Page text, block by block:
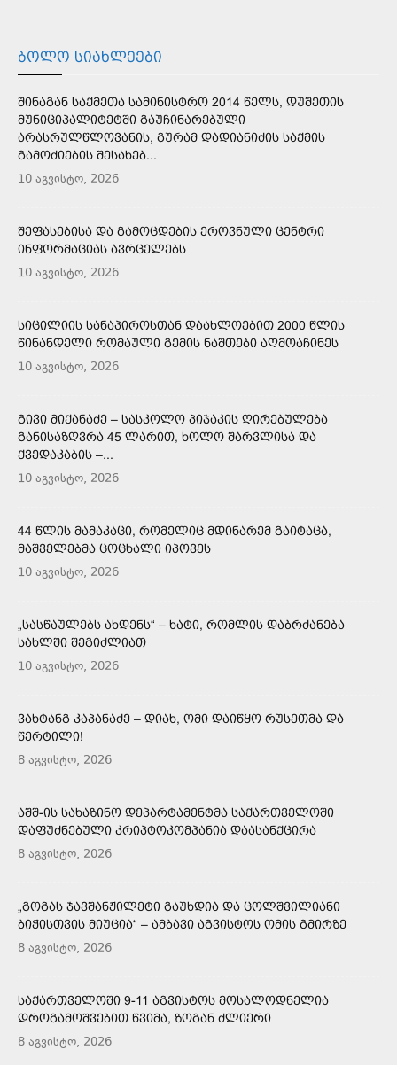
ᲑᲝᲚᲝ ᲡᲘᲐᲮᲚᲔᲔᲑᲘ
ᲨᲘᲜᲐᲒᲐᲜ ᲡᲐᲥᲛᲔᲗᲐ ᲡᲐᲛᲘᲜᲘᲡᲢᲠᲝ 2014 ᲬᲔᲚᲡ, ᲓᲣᲨᲔᲗᲘᲡ
ᲛᲣᲜᲘᲪᲘᲞᲐᲚᲘᲢᲔᲢᲨᲘ ᲒᲐᲣᲩᲘᲜᲐᲠᲔᲑᲣᲚᲘ
ᲐᲠᲐᲡᲠᲣᲚᲬᲚᲝᲕᲐᲜᲘᲡ, ᲒᲣᲠᲐᲛ ᲓᲐᲓᲘᲐᲜᲘᲫᲘᲡ ᲡᲐᲥᲛᲘᲡ
ᲒᲐᲛᲝᲫᲘᲔᲑᲘᲡ ᲨᲔᲡᲐᲮᲔᲑ...
10 აგვისტო, 2026
ᲨᲔᲤᲐᲡᲔᲑᲘᲡᲐ ᲓᲐ ᲒᲐᲛᲝᲪᲓᲔᲑᲘᲡ ᲔᲠᲝᲕᲜᲣᲚᲘ ᲪᲔᲜᲢᲠᲘ
ᲘᲜᲤᲝᲠᲛᲐᲪᲘᲐᲡ ᲐᲕᲠᲪᲔᲚᲔᲑᲡ
10 აგვისტო, 2026
ᲡᲘᲪᲘᲚᲘᲘᲡ ᲡᲐᲜᲐᲞᲘᲠᲝᲡᲗᲐᲜ ᲓᲐᲐᲮᲚᲝᲔᲑᲘᲗ 2000 ᲬᲚᲘᲡ
ᲬᲘᲜᲐᲜᲓᲔᲚᲘ ᲠᲝᲛᲐᲣᲚᲘ ᲒᲔᲛᲘᲡ ᲜᲐᲨᲗᲔᲑᲘ ᲐᲦᲛᲝᲐᲩᲘᲜᲔᲡ
10 აგვისტო, 2026
ᲒᲘᲕᲘ ᲛᲘᲥᲐᲜᲐᲫᲔ – ᲡᲐᲡᲙᲝᲚᲝ ᲞᲘᲯᲐᲙᲘᲡ ᲦᲘᲠᲔᲑᲣᲚᲔᲑᲐ
ᲒᲐᲜᲘᲡᲐᲖᲦᲕᲠᲐ 45 ᲚᲐᲠᲘᲗ, ᲮᲝᲚᲝ ᲨᲐᲠᲕᲚᲘᲡᲐ ᲓᲐ
ᲥᲕᲔᲓᲐᲙᲐᲑᲘᲡ –...
10 აგვისტო, 2026
44 ᲬᲚᲘᲡ ᲛᲐᲛᲐᲙᲐᲪᲘ, ᲠᲝᲛᲔᲚᲘᲪ ᲛᲓᲘᲜᲐᲠᲔᲛ ᲒᲐᲘᲢᲐᲪᲐ,
ᲛᲐᲨᲕᲔᲚᲔᲑᲛᲐ ᲪᲝᲪᲮᲐᲚᲘ ᲘᲞᲝᲕᲔᲡ
10 აგვისტო, 2026
„ᲡᲐᲡᲬᲐᲣᲚᲔᲑᲡ ᲐᲮᲓᲔᲜᲡ“ – ᲮᲐᲢᲘ, ᲠᲝᲛᲚᲘᲡ ᲓᲐᲑᲠᲫᲐᲜᲔᲑᲐ
ᲡᲐᲮᲚᲨᲘ ᲨᲔᲒᲘᲫᲚᲘᲐᲗ
10 აგვისტო, 2026
ᲕᲐᲮᲢᲐᲜᲒ ᲙᲐᲞᲐᲜᲐᲫᲔ – ᲓᲘᲐᲮ, ᲝᲛᲘ ᲓᲐᲘᲬᲧᲝ ᲠᲣᲡᲔᲗᲛᲐ ᲓᲐ
ᲬᲔᲠᲢᲘᲚᲘ!
8 აგვისტო, 2026
ᲐᲨᲨ-ᲘᲡ ᲡᲐᲮᲐᲖᲘᲜᲝ ᲓᲔᲞᲐᲠᲢᲐᲛᲔᲜᲢᲛᲐ ᲡᲐᲥᲐᲠᲗᲕᲔᲚᲝᲨᲘ
ᲓᲐᲤᲣᲫᲜᲔᲑᲣᲚᲘ ᲙᲠᲘᲞᲢᲝᲙᲝᲛᲞᲐᲜᲘᲐ ᲓᲐᲐᲡᲐᲜᲥᲪᲘᲠᲐ
8 აგვისტო, 2026
„ᲒᲝᲒᲐᲡ ᲯᲐᲕᲨᲐᲜᲟᲘᲚᲔᲢᲘ ᲒᲐᲣᲮᲓᲘᲐ ᲓᲐ ᲪᲝᲚᲨᲕᲘᲚᲘᲐᲜᲘ
ᲑᲘᲭᲘᲡᲗᲕᲘᲡ ᲛᲘᲣᲪᲘᲐ“ – ᲐᲛᲑᲐᲕᲘ ᲐᲒᲕᲘᲡᲢᲝᲡ ᲝᲛᲘᲡ ᲒᲛᲘᲠᲖᲔ
8 აგვისტო, 2026
ᲡᲐᲥᲐᲠᲗᲕᲔᲚᲝᲨᲘ 9-11 ᲐᲒᲕᲘᲡᲢᲝᲡ ᲛᲝᲡᲐᲚᲝᲓᲜᲔᲚᲘᲐ
ᲓᲠᲝᲒᲐᲛᲝᲨᲕᲔᲑᲘᲗ ᲬᲕᲘᲛᲐ, ᲖᲝᲒᲐᲜ ᲫᲚᲘᲔᲠᲘ
8 აგვისტო, 2026